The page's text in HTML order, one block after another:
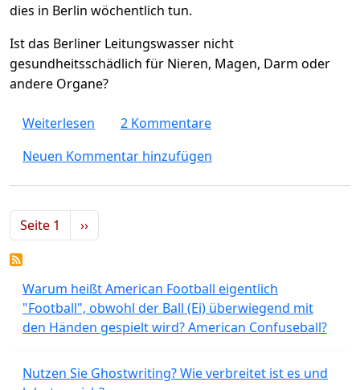
dies in Berlin wöchentlich tun.
Ist das Berliner Leitungswasser nicht
gesundheitsschädlich für Nieren, Magen, Darm oder
andere Organe?
Weiterlesen über Wasser in Berlin hat viel Kalk. Ist es
2 Kommentare
Neuen Kommentar hinzufügen
Seitennummerierung
Seite 1 Nächste Seite
››
Warum heißt American Football eigentlich
"Football", obwohl der Ball (Ei) überwiegend mit
den Händen gespielt wird? American Confuseball?
Nutzen Sie Ghostwriting? Wie verbreitet ist es und